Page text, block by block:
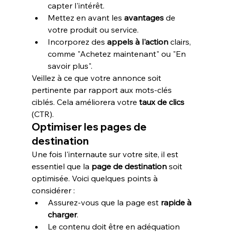
capter l'intérêt.
Mettez en avant les avantages de
votre produit ou service.
Incorporez des appels à l'action clairs,
comme "Achetez maintenant" ou "En
savoir plus".
Veillez à ce que votre annonce soit
pertinente par rapport aux mots-clés
ciblés. Cela améliorera votre taux de clics
(CTR).
Optimiser les pages de
destination
Une fois l'internaute sur votre site, il est
essentiel que la page de destination soit
optimisée. Voici quelques points à
considérer :
Assurez-vous que la page est rapide à
charger.
Le contenu doit être en adéquation